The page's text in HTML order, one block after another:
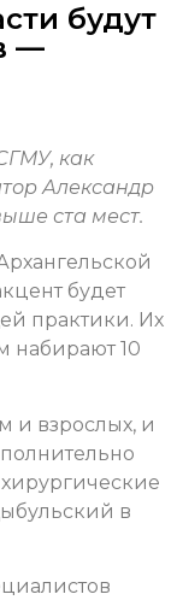
будут
—
как
Александр
ста мест.
будет
практики. Их
набирают 10
и взрослых, и
в